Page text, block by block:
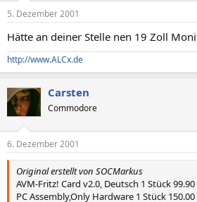
5. Dezember 2001
Hätte an deiner Stelle nen 19 Zoll
http://www.ALCx.de
Carsten
Commodore
6. Dezember 2001
Original erstellt von SOCMarkus
AVM-Fritz! Card v2.0, Deutsch 1 Stück 99.90
PC Assembly,Only Hardware 1 Stück